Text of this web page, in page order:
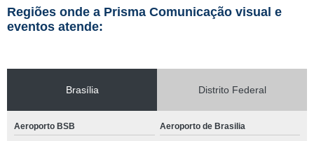
Regiões onde a Prisma Comunicação visual e
eventos atende:
Brasília Distrito Federal
Aeroporto BSB Aeroporto de Brasilia